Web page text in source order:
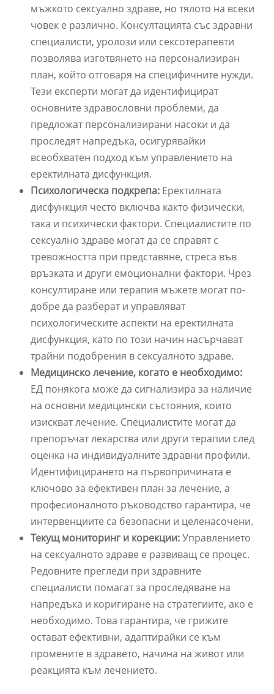
мъжкото сексуално здраве, но тялото на всеки
човек е различно. Консултацията със здравни
специалисти, уролози или сексотерапевти
позволява изготвянето на персонализиран
план, който отговаря на специфичните нужди.
Тези експерти могат да идентифицират
основните здравословни проблеми, да
предложат персонализирани насоки и да
проследят напредъка, осигурявайки
всеобхватен подход към управлението на
еректилната дисфункция.
Психологическа подкрепа: Еректилната
дисфункция често включва както физически,
така и психически фактори. Специалистите по
сексуално здраве могат да се справят с
тревожността при представяне, стреса във
връзката и други емоционални фактори. Чрез
консултиране или терапия мъжете могат по-
добре да разберат и управляват
психологическите аспекти на еректилната
дисфункция, като по този начин насърчават
трайни подобрения в сексуалното здраве.
Медицинско лечение, когато е необходимо:
ЕД понякога може да сигнализира за наличие
на основни медицински състояния, които
изискват лечение. Специалистите могат да
препоръчат лекарства или други терапии след
оценка на индивидуалните здравни профили.
Идентифицирането на първопричината е
ключово за ефективен план за лечение, а
професионалното ръководство гарантира, че
интервенциите са безопасни и целенасочени.
Текущ мониторинг и корекции:Управлението
на сексуалното здраве е развиващ се процес.
Редовните прегледи при здравните
специалисти помагат за проследяване на
напредъка и коригиране на стратегиите, ако е
необходимо. Това гарантира, че грижите
остават ефективни, адаптирайки се към
промените в здравето, начина на живот или
реакцията към лечението.